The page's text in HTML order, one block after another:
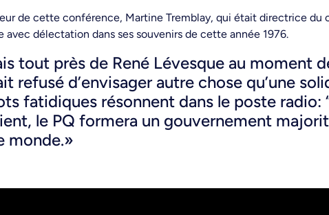
de cette conférence, Martine Tremblay, qui était directrice du
avec délectation dans ses souvenirs de cette année 1976.
tout près de René Lévesque au moment
refusé d’envisager autre chose qu’une
fatidiques résonnent dans le poste radio:
le PQ formera un gouvernement
monde.»